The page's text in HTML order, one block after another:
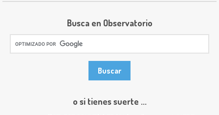
Busca en Observatorio
o si tienes suerte ...